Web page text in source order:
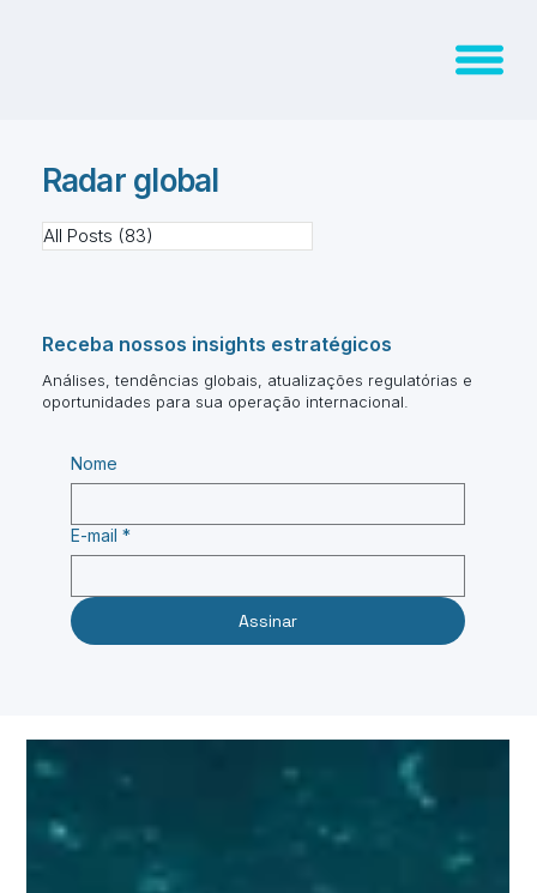
Radar global
All Posts (83)
Receba nossos insights estratégicos
Análises, tendências globais, atualizações regulatórias e
oportunidades para sua operação internacional.
Nome
E-mail *
Assinar